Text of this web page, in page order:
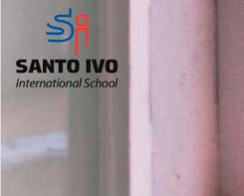
2º AO 5º ANO
Com imersão
Finais